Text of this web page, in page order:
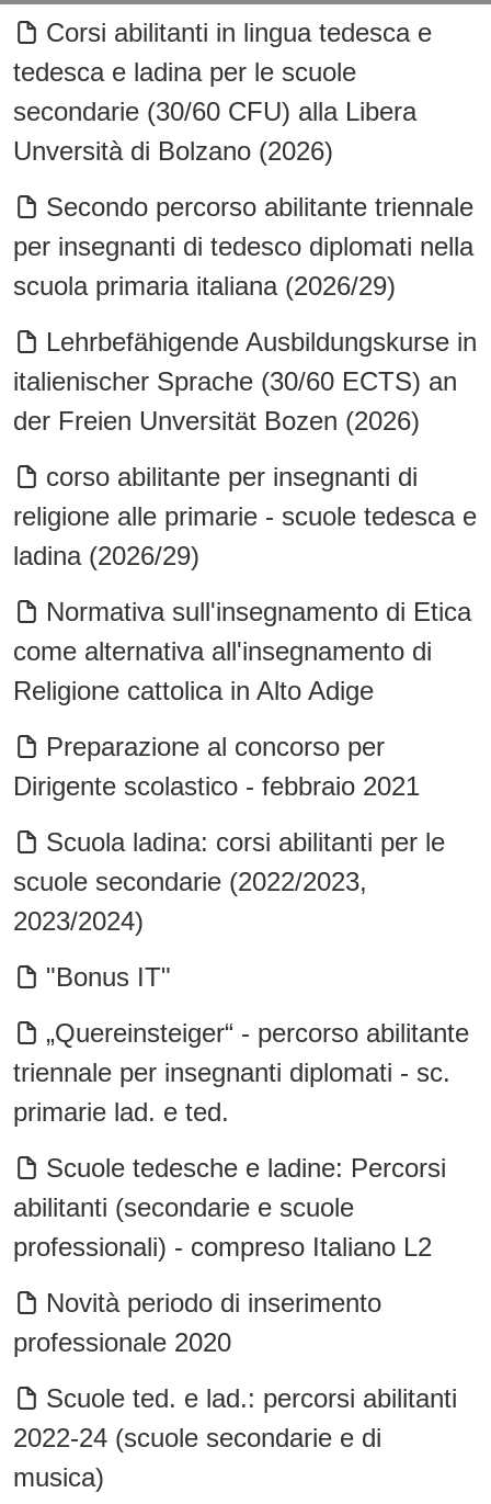
Corsi abilitanti in lingua tedesca e
tedesca e ladina per le scuole
secondarie (30/60 CFU) alla Libera
Unversità di Bolzano (2026)
Secondo percorso abilitante triennale
per insegnanti di tedesco diplomati nella
scuola primaria italiana (2026/29)
Lehrbefähigende Ausbildungskurse in
italienischer Sprache (30/60 ECTS) an
der Freien Unversität Bozen (2026)
corso abilitante per insegnanti di
religione alle primarie - scuole tedesca e
ladina (2026/29)
Normativa sull'insegnamento di Etica
come alternativa all'insegnamento di
Religione cattolica in Alto Adige
Preparazione al concorso per
Dirigente scolastico - febbraio 2021
Scuola ladina: corsi abilitanti per le
scuole secondarie (2022/2023,
2023/2024)
"Bonus IT"
„Quereinsteiger“ - percorso abilitante
triennale per insegnanti diplomati - sc.
primarie lad. e ted.
Scuole tedesche e ladine: Percorsi
abilitanti (secondarie e scuole
professionali) - compreso Italiano L2
Novità periodo di inserimento
professionale 2020
Scuole ted. e lad.: percorsi abilitanti
2022-24 (scuole secondarie e di
musica)